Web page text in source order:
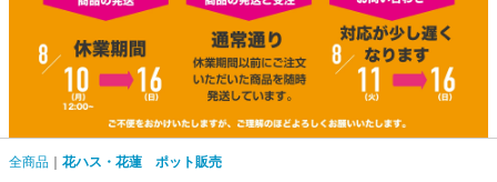
全商品 花ハス・花蓮 ポット販売